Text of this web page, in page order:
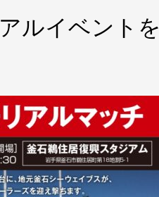
ルイベントを